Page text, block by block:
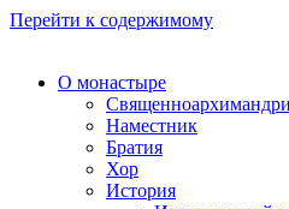
Перейти к содержимому
О монастыре
Наместник
Братия
Хор
История